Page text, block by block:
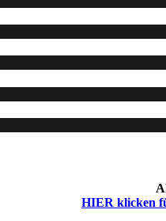
HIER klicken